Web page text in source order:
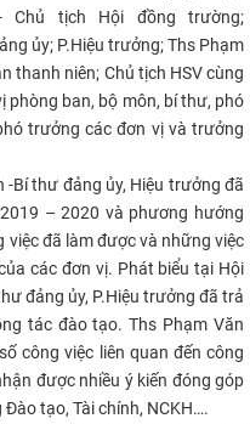
Chủ tịch Hội đồng trường;
ủy; P.Hiệu trưởng; Ths Phạm
thanh niên; Chủ tịch HSV cùng
phòng ban, bộ môn, bí thư, phó
trưởng các đơn vị và trưởng
-Bí thư đảng ủy, Hiệu trưởngđã
– 2020 và phương hướng
đã làm được và những việc
các đơn vị. Phát biểu tại Hội
đảng ủy, P.Hiệu trưởng đã trả
tác đào tạo. Ths Phạm Văn
công việc liên quan đến công
được nhiều ý kiến đóng góp
tạo, Tài chính, NCKH….